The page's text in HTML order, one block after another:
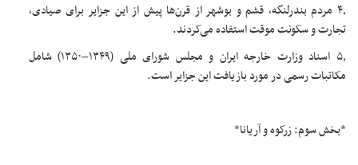
۴٫ مردم بندرلنگه، قشم و بوشهر از قرن‌ها پیش از این جزایر برای صیادی،
تجارت و سکونت موقت استفاده می‌کردند.
۵٫ اسناد وزارت خارجه ایران و مجلس شورای ملی (۱۳۴۹–۱۳۵۰) شامل
مکاتبات رسمی در مورد بازیافت این جزایر است.
*بخش سوم: زرکوه و آریانا*